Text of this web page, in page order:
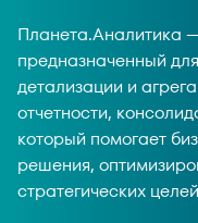
Планета.Аналитика
предназначенный
детализации и
отчетности,
который помогает
решения,
стратегических целей